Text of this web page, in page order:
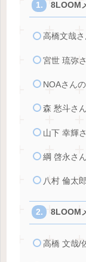
8LOOM
高橋文哉
宮世 琉弥
NOAさん
森 愁斗さ
山下 幸輝
綱 啓永さ
八村 倫太
8LOOM
高橋 文哉/